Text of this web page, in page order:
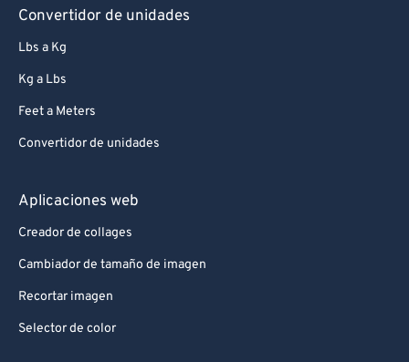
Convertidor de unidades
Lbs a Kg
Kg a Lbs
Feet a Meters
Convertidor de unidades
Aplicaciones web
Creador de collages
Cambiador de tamaño de imagen
Recortar imagen
Selector de color